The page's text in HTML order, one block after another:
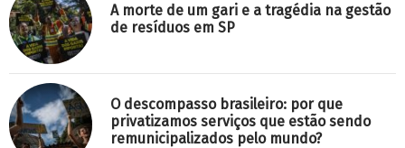
A morte de um gari e a tragédia na gestão
de resíduos em SP
O descompasso brasileiro: por que
privatizamos serviços que estão sendo
remunicipalizados pelo mundo?